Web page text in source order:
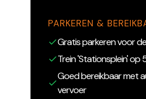
PARKEREN &
Gratis parkeren voor
Trein 'Stationsplein' op
Goed bereikbaar met
vervoer